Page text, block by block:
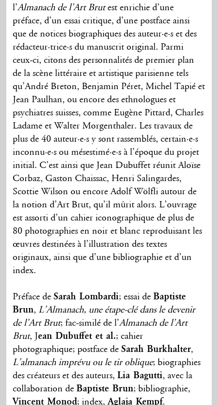
l’Almanach de l’Art Brutest enrichie d’une
préface, d’un essai critique, d’une postface ainsi
que de notices biographiques des auteur·e·s et des
rédacteur·trice·s du manuscrit original. Parmi
ceux-ci, citons des personnalités de premier plan
de la scène littéraire et artistique parisienne tels
qu’André Breton, Benjamin Péret, Michel Tapié et
Jean Paulhan, ou encore des ethnologues et
psychiatres suisses, comme Eugène Pittard, Charles
Ladame et Walter Morgenthaler. Les travaux de
plus de 40 auteur·e·s y sont rassemblés, certain·e·s
inconnu·e·s ou mésestimé·e·s à l’époque du projet
initial. C’est ainsi que Jean Dubuffet réunit Aloïse
Corbaz, Gaston Chaissac, Henri Salingardes,
Scottie Wilson ou encore Adolf Wölfli autour de
la notion d’Art Brut, qu’il mûrit alors. L’ouvrage
est assorti d’un cahier iconographique de plus de
80 photographies en noir et blanc reproduisant les
œuvres destinées à l’illustration des textes
originaux, ainsi que d’une bibliographie et d’un
index.
Préface deSarah Lombardi; essai deBaptiste
Brun,L’Almanach, une étape-clé dans le devenir
de l’Art Brut; fac-similé de l’Almanach de l’Art
Brut, Jean Dubuffet et al.; cahier
photographique; postface deSarah Burkhalter,
L’almanach imprévu ou le tir oblique; biographies
des créateurs et des auteurs,Lia Bagutti, avec la
collaboration deBaptiste Brun; bibliographie,
Vincent Monod; index,Aglaja Kempf.